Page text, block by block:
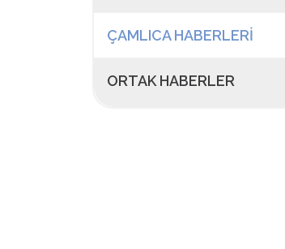
ÇAMLICA HABERLERI
ORTAK HABERLER